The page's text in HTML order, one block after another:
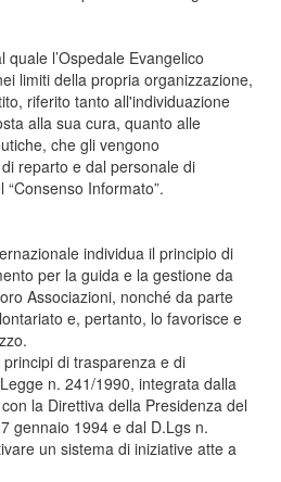
quale l’Ospedale Evangelico
limiti della propria organizzazione,
riferito tanto all'individuazione
alla sua cura, quanto alle
che gli vengono
reparto e dal personale di
Informato”.
individua il principio di
per la guida e la gestione da
Associazioni, nonché da parte
e, pertanto, lo favorisce e
di trasparenza e di
n. 241/1990, integrata dalla
la Direttiva della Presidenza del
gennaio 1994 e dal D.Lgs n.
un sistema di iniziative atte a